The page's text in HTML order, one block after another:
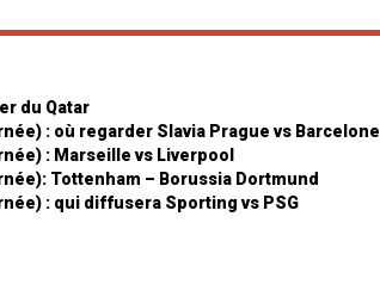
du Qatar
: où regarder Slavia Prague vs Barcelone
: Marseille vs Liverpool
Tottenham – Borussia Dortmund
: qui diffusera Sporting vs PSG